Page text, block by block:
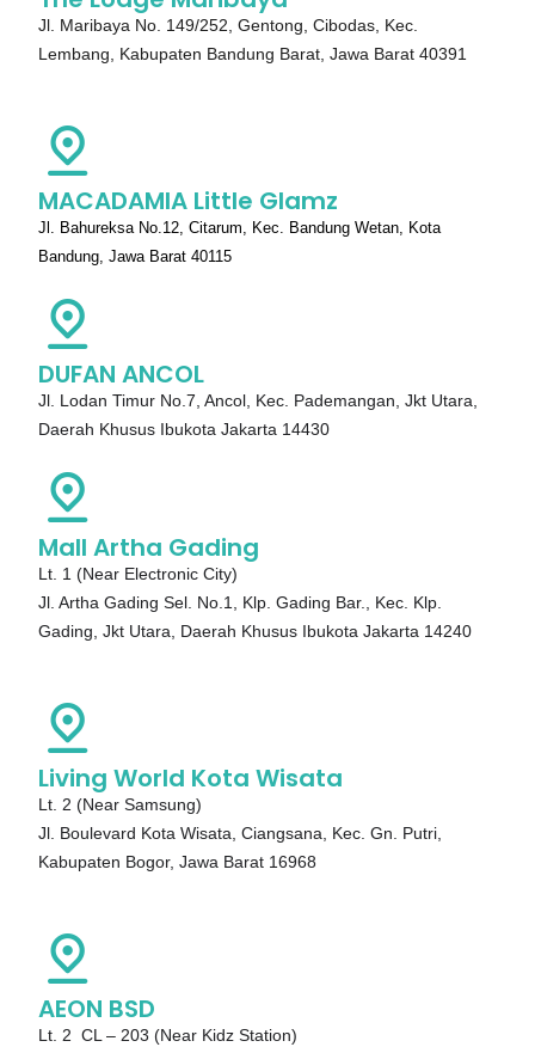
Jl. Maribaya No. 149/252, Gentong, Cibodas, Kec.
Lembang, Kabupaten Bandung Barat, Jawa Barat 40391
MACADAMIA Little Glamz
Jl. Bahureksa No.12, Citarum, Kec. Bandung Wetan, Kota
Bandung, Jawa Barat 40115
DUFAN ANCOL
Jl. Lodan Timur No.7, Ancol, Kec. Pademangan, Jkt Utara,
Daerah Khusus Ibukota Jakarta 14430
Mall Artha Gading
Lt. 1 (Near Electronic City)
Jl. Artha Gading Sel. No.1, Klp. Gading Bar., Kec. Klp.
Gading, Jkt Utara, Daerah Khusus Ibukota Jakarta 14240
Living World Kota Wisata
Lt. 2 (Near Samsung)
Jl. Boulevard Kota Wisata, Ciangsana, Kec. Gn. Putri,
Kabupaten Bogor, Jawa Barat 16968
AEON BSD
Lt. 2 CL – 203 (Near Kidz Station)